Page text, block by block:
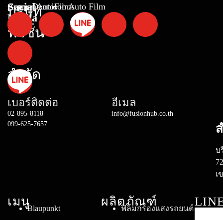
บริษัท
ฟิวชั่น
ฮับ
จำกัด
Social
Media
GermanAutoFilms
Avery Dennison Auto Film
เบอร์ติดต่อ
02-895-8118
099-625-7657
อีเมล
info@fusionhub.co.th
บ
เ
เมนู
Blaupunkt
ผลิตภัณฑ์
ฟิล์มกรองแสงรถยนต์